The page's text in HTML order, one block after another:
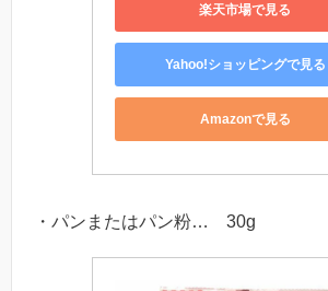
楽天市場で見る
Yahoo!ショッピングで見る
Amazonで見る
・パンまたはパン粉… 30g